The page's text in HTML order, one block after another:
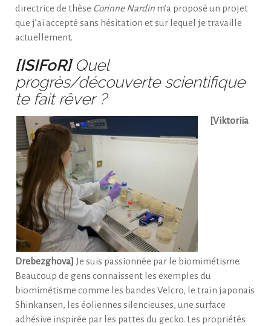
directrice de thèse Corinne Nardin m’a proposé un projet
que j’ai accepté sans hésitation et sur lequel je travaille
actuellement.
[ISIFoR] Quel
progrès/découverte scientifique
te fait rêver ?
[Viktoriia
Drebezghova] Je suis passionnée par le biomimétisme.
Beaucoup de gens connaissent les exemples du
biomimétisme comme les bandes Velcro, le train japonais
Shinkansen, les éoliennes silencieuses, une surface
adhésive inspirée par les pattes du gecko. Les propriétés